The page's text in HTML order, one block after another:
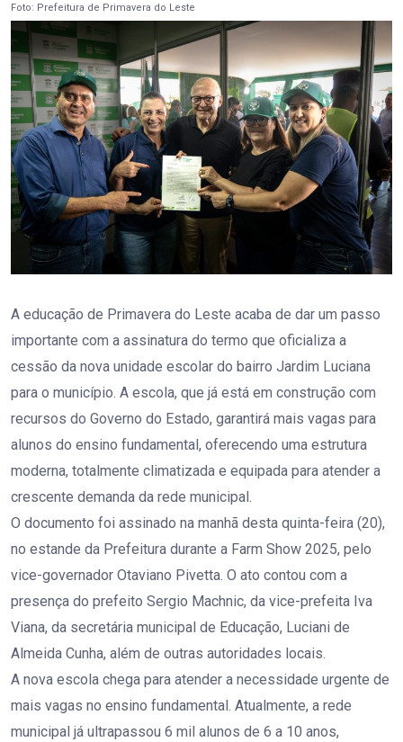
Foto: Prefeitura de Primavera do Leste
A educação de Primavera do Leste acaba de dar um passo
importante com a assinatura do termo que oficializa a
cessão da nova unidade escolar do bairro Jardim Luciana
para o município. A escola, que já está em construção com
recursos do Governo do Estado, garantirá mais vagas para
alunos do ensino fundamental, oferecendo uma estrutura
moderna, totalmente climatizada e equipada para atender a
crescente demanda da rede municipal.
O documento foi assinado na manhã desta quinta-feira (20),
no estande da Prefeitura durante a Farm Show 2025, pelo
vice-governador Otaviano Pivetta. O ato contou com a
presença do prefeito Sergio Machnic, da vice-prefeita Iva
Viana, da secretária municipal de Educação, Luciani de
Almeida Cunha, além de outras autoridades locais.
A nova escola chega para atender a necessidade urgente de
mais vagas no ensino fundamental. Atualmente, a rede
municipal já ultrapassou 6 mil alunos de 6 a 10 anos,